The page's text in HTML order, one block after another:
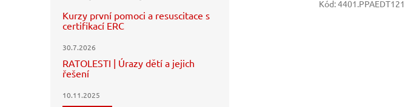
Kurzy první pomoci a resuscitace s
certifikací ERC
30.7.2026
RATOLESTI | Úrazy dětí a jejich
řešení
10.11.2025
Kód:4401.PPAEDT121